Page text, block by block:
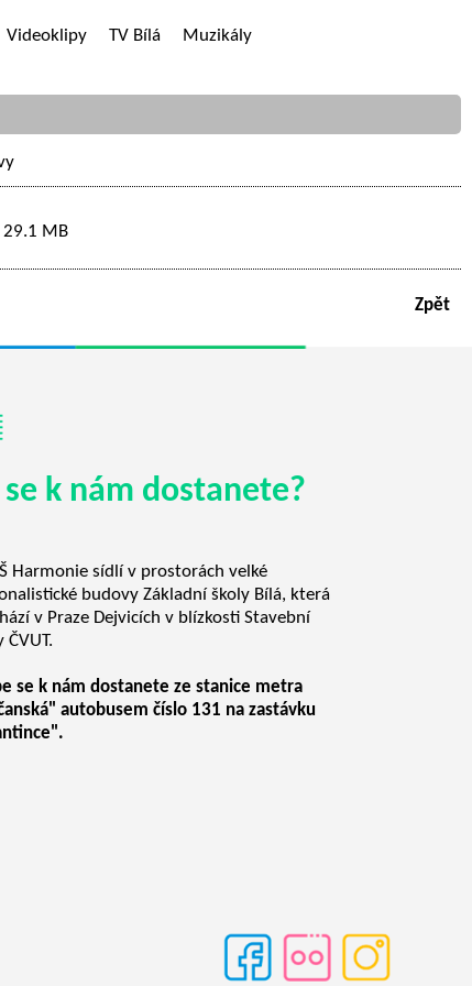
Videoklipy TV Bílá Muzikály
29.1 MB
Zpět
se k nám dostanete?
Harmonie sídlí v prostorách velké
budovy Základní školy Bílá, která
v Praze Dejvicích v blízkosti Stavební
se k nám dostanete ze stanice metra
autobusem číslo 131 na zastávku